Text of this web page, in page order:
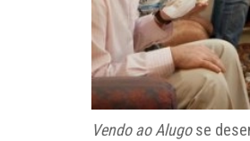
Vendo ao Alugose